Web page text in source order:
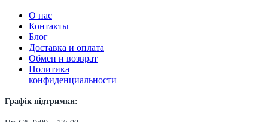
О нас
Контакты
Блог
Доставка и оплата
Обмен и возврат
Политика
конфиденциальности
Графік підтримки: